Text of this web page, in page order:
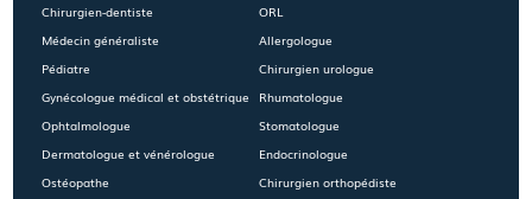
Chirurgien-dentiste
Médecin généraliste
Pédiatre
Gynécologue médical et obstétrique
Ophtalmologue
Dermatologue et vénérologue
Ostéopathe
ORL
Allergologue
Chirurgien urologue
Rhumatologue
Stomatologue
Endocrinologue
Chirurgien orthopédiste